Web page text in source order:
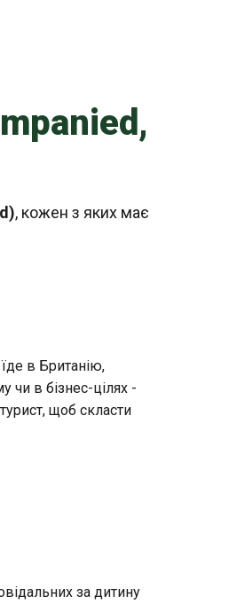
, кожен з яких має
в Британію,
чи в бізнес-цілях -
щоб скласти
за дитину